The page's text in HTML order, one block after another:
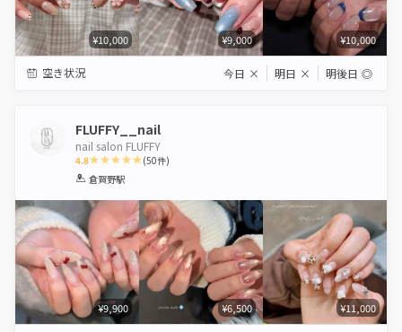
¥10,000 ¥9,000 ¥10,000
空き状況 今日 × 明日 × 明後日 ◎
FLUFFY__nail
nail salon FLUFFY
4.8
1 2 3 4
(50件)
倉賀野駅
¥9,900 ¥6,500 ¥11,000